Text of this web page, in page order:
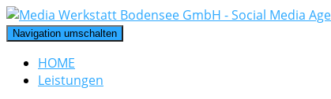
Navigation umschalten
HOME
Leistungen